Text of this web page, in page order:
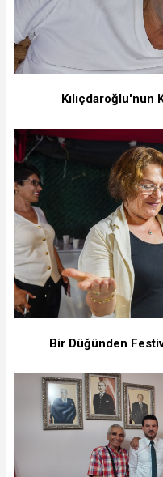
Kılıçdaroğlu'nun
Bir Düğünden